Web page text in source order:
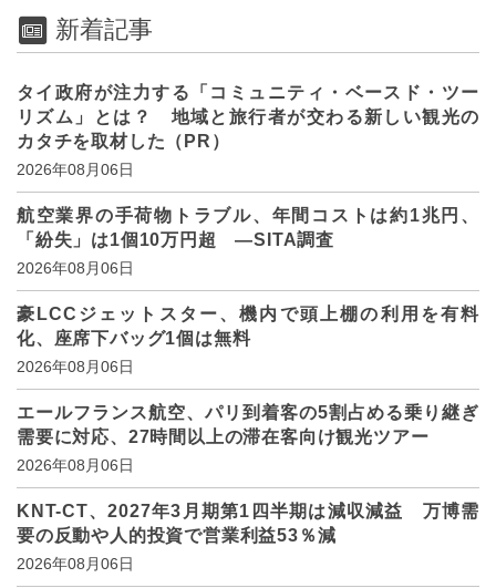
新着記事
タイ政府が注力する「コミュニティ・ベースド・ツー
リズム」とは？ 地域と旅行者が交わる新しい観光の
カタチを取材した（PR）
2026年08月06日
航空業界の手荷物トラブル、年間コストは約1兆円、
「紛失」は1個10万円超 ―SITA調査
2026年08月06日
豪LCCジェットスター、機内で頭上棚の利用を有料
化、座席下バッグ1個は無料
2026年08月06日
エールフランス航空、パリ到着客の5割占める乗り継ぎ
需要に対応、27時間以上の滞在客向け観光ツアー
2026年08月06日
KNT-CT、2027年3月期第1四半期は減収減益 万博需
要の反動や人的投資で営業利益53％減
2026年08月06日